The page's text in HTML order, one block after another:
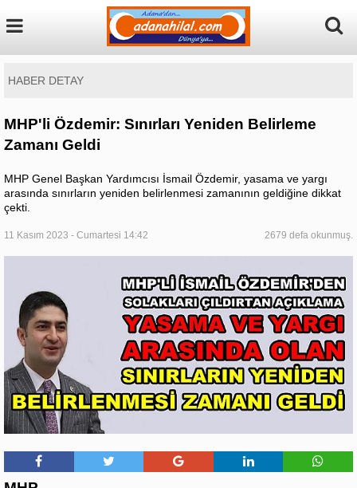
HABER DETAY
MHP'li Özdemir: Sınırları Yeniden Belirleme
Zamanı Geldi
MHP Genel Başkan Yardımcısı İsmail Özdemir, yasama ve yargı
arasında sınırların yeniden belirlenmesi zamanının geldiğine dikkat
çekti.
11 Kasım 2023 - Cumartesi 14:42 2679 defa okunmuş.